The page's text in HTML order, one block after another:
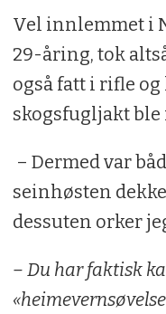
Yrke:
Lidenskap:
sanking, lesing,
tomatplanter
Boka jeg aldri
av Rohinton
Lytter til:Blues,
klassisk spansk
Favorittrett:
Vel innlemmet i
29-åring, tok
også fatt i rifle og
skogsfugljakt ble
– Dermed var
seinhøsten
dessuten orker
– Du har faktisk